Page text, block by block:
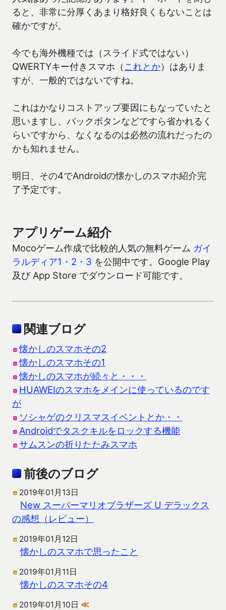
ると、非常に分厚くあまり格好良くもないことは
確かですが。
今でも海外機種では（スライド式ではない）
QWERTYキー付きスマホ（ これとか）はありま
すが、一般的ではないですね。
これはかなりコストアップ要因にもなっていたと
思いますし、バックボタンなどですら省かれるく
らいですから、なくなるのは必然の流れだったの
かも知れません。
明日、その4でAndroidの懐かしのスマホ紹介完
了予定です。
アプリゲーム紹介
Mocoゲーム作成で比較的人気の無料ゲーム ガイ
ラルディア1・2・3 を公開中です。Google Play
及び App Store でダウンロード可能です。
関連ブログ
懐かしのスマホその2
懐かしのスマホその1
懐かしのスマホが続々と・・・
HUAWEIのスマホをメインに使っているのです
が
ソシャゲのクリスマスイベントとか・・
Androidでタスクキルをロックする機能
サムスンの折りたたみスマホ
前後のブログ
2019年01月13日
New スーパーマリオブラザーズ U デラックス
の感想（レビュー）
2019年01月12日
懐かしのスマホで思ったこと
2019年01月11日
懐かしのスマホその4
2019年01月10日 ≪